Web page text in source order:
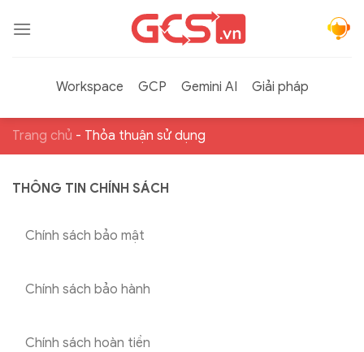
qua
Workspace
GCP Gemini AI Giải pháp
Trang chủ - Thỏa thuận sử dụng
THÔNG TIN CHÍNH SÁCH
Chính sách bảo mật
Chính sách bảo hành
Chính sách hoàn tiền